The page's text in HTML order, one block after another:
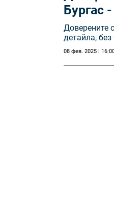
Бургас
Доверените
детайла,
08 фев. 2025 |